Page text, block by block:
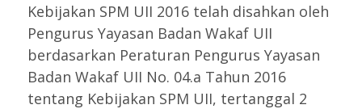
Kebijakan SPM UII 2016 telah disahkan oleh
Pengurus Yayasan Badan Wakaf UII
berdasarkan Peraturan Pengurus Yayasan
Badan Wakaf UII No. 04.a Tahun 2016
tentang Kebijakan SPM UII, tertanggal 2